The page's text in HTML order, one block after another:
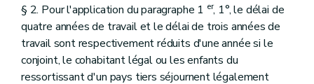
§ 2. Pour l'application du paragraphe 1 er, 1°, le délai de
quatre années de travail et le délai de trois années de
travail sont respectivement réduits d'une année si le
conjoint, le cohabitant légal ou les enfants du
ressortissant d'un pays tiers séjournent légalement